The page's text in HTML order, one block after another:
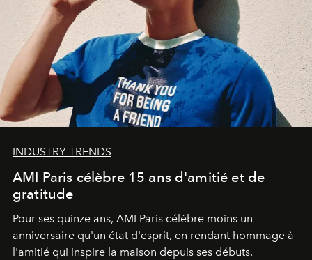
INDUSTRY TRENDS
AMI Paris célèbre 15 ans d'amitié et de
gratitude
Pour ses quinze ans, AMI Paris célèbre moins un
anniversaire qu'un état d'esprit, en rendant hommage à
l'amitié qui inspire la maison depuis ses débuts.